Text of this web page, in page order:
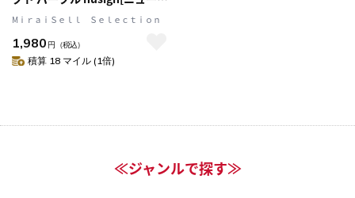
イン] DLI-NPS077PU
MⅰｒａｉＳｅｌｌ Ｓｅｌｅｃｔｉｏｎ
1,980 円 （税込）
積算 18 マイル (1倍)
≪ジャンルで探す≫